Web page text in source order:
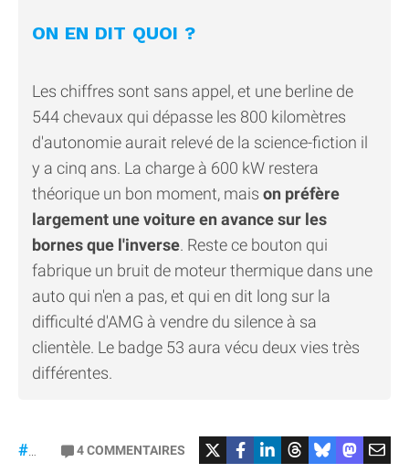
ON EN DIT QUOI ?
Les chiffres sont sans appel, et une berline de
544 chevaux qui dépasse les 800 kilomètres
d'autonomie aurait relevé de la science-fiction il
y a cinq ans. La charge à 600 kW restera
théorique un bon moment, mais on préfère
largement une voiture en avance sur les
bornes que l'inverse. Reste ce bouton qui
fabrique un bruit de moteur thermique dans une
auto qui n'en a pas, et qui en dit long sur la
difficulté d'AMG à vendre du silence à sa
clientèle. Le badge 53 aura vécu deux vies très
différentes.
#gt53 #Mercedes
4COMMENTAIRES